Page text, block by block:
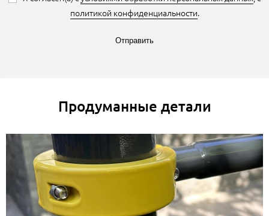
политикой конфиденциальности.
Отправить
Продуманные детали